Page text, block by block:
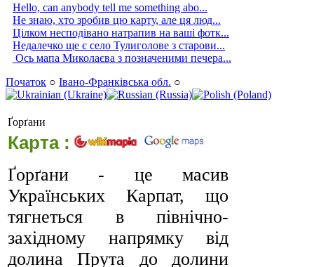
Hello, can anybody tell me something abo...
Не знаю, хто зробив цю карту, але ця люд...
Цілком несподівано натрапив на ваші фотк...
Недалечко ще є село Тулиголове з старови...
Ось мапа Миколаєва з позначеними печера...
Початок ○ Івано-Франківська обл. ○
Ґорґани
Карта :
Ґорґани - це масив
Українських Карпат, що
тягнеться в північно-
західному напрямку від
долина Прута до долини